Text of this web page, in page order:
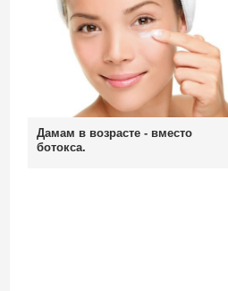
Дамам в возрасте - вместо
ботокса.